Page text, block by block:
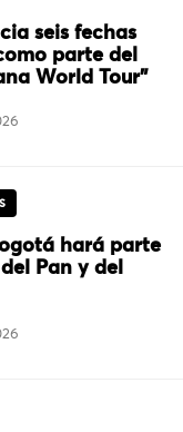
seis fechas
parte del
World Tour”
hará parte
Pan y del